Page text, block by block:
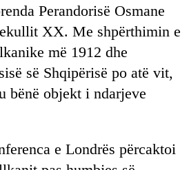
Perandorisë Osmane
XX. Me shpërthimin e
më 1912 dhe
së Shqipërisë po atë vit,
bënë objekt i ndarjeve
e Londrës përcaktoi